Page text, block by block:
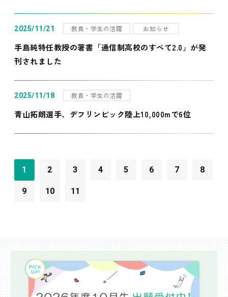
2025/11/21 教員・学生の活躍 お知らせ
手島純特任教授の著書「通信制高校のすべて2.0」が発
刊されました
2025/11/18 教員・学生の活躍
青山拓朗選手、デフリンピック陸上10,000mで6位
1 2 3 4 5 6 7 8
9 10 11